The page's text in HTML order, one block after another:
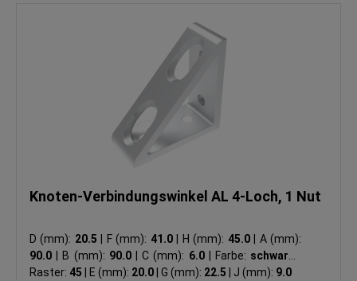
Knoten-Verbindungswinkel AL 4-Loch, 1 Nut
D (mm): 20.5 F (mm): 41.0 H (mm): 45.0
A (mm):
90.0
B (mm): 90.0 C (mm): 6.0 Farbe: schwarz
Raster: 45 E (mm): 20.0 G (mm): 22.5 J (mm): 9.0